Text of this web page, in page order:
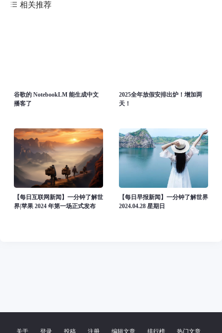
相关推荐
/www/wwwroot/firsource.cn/usr/themes/spimes/core/theme.php
on line
谷歌的 NotebookLM 能生成中文
播客了
/www/wwwroot/firsource.cn/usr/
on line
2025全年放假安排出炉！增加两
天！
【每日互联网新闻】一分钟了解世
界|苹果 2024 年第一场正式发布
【每日早报新闻】一分钟了解世界
2024.04.28 星期日
关于 登录 投稿 注册 编辑文章 排行榜 热门文章